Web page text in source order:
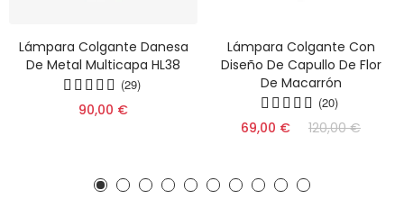
Lámpara Colgante Danesa
De Metal Multicapa HL38
(29)
90,00 €
Lámpara Colgante Con
Diseño De Capullo De Flor
De Macarrón
(20)
69,00 € 120,00 €